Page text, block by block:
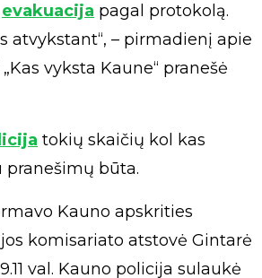
evakuacija pagal protokolą.
atvykstant“, – pirmadienį apie
vyksta Kaune“ pranešė
tokių skaičių kol kas
pranešimų būta.
Kauno apskrities
komisariato atstovė Gintarė
val. Kauno policija sulaukė